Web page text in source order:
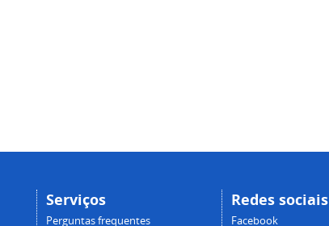
Serviços
Perguntas frequentes
Redes sociais
Facebook